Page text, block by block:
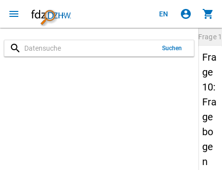
menu EN account_circle shopping_cart
search Suchen
Frage
Fra
ge
10:
Fra
ge
bo
ge
n